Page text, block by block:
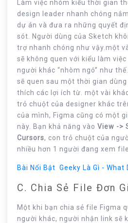
Làm việc nhóm kiểu thời gian
design leader nhanh chóng
dự án và đưa ra những quyết
sót. Người dùng của Sketch
trợ nhanh chóng như vậy.một
sẽ không quen với kiểu làm
người khác “nhòm ngó” như
sẽ quen sau một thời gian
thích các lợi ích từ. một vài
trỏ chuột của designer khác
của mình, Figma cũng có một
này. Bạn khả năng vào View ->
Cursors, con trỏ chuột của
nhiều hơn 1 người đang xem file.
Bài Nổi Bật Geeky Là Gì - What
C. Chia Sẻ File Đơn
Một khi bạn chia sẻ file Figma
người khác, người nhận link sẽ